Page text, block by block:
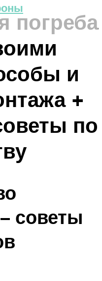
погреба
и
+
по
советы